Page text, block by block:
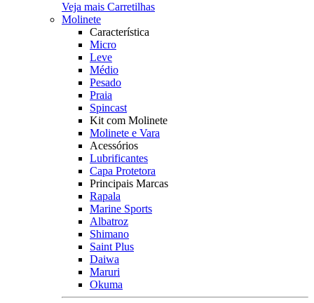
Veja mais Carretilhas
Molinete
Característica
Micro
Leve
Médio
Pesado
Praia
Spincast
Kit com Molinete
Molinete e Vara
Acessórios
Lubrificantes
Capa Protetora
Principais Marcas
Rapala
Marine Sports
Albatroz
Shimano
Saint Plus
Daiwa
Maruri
Okuma